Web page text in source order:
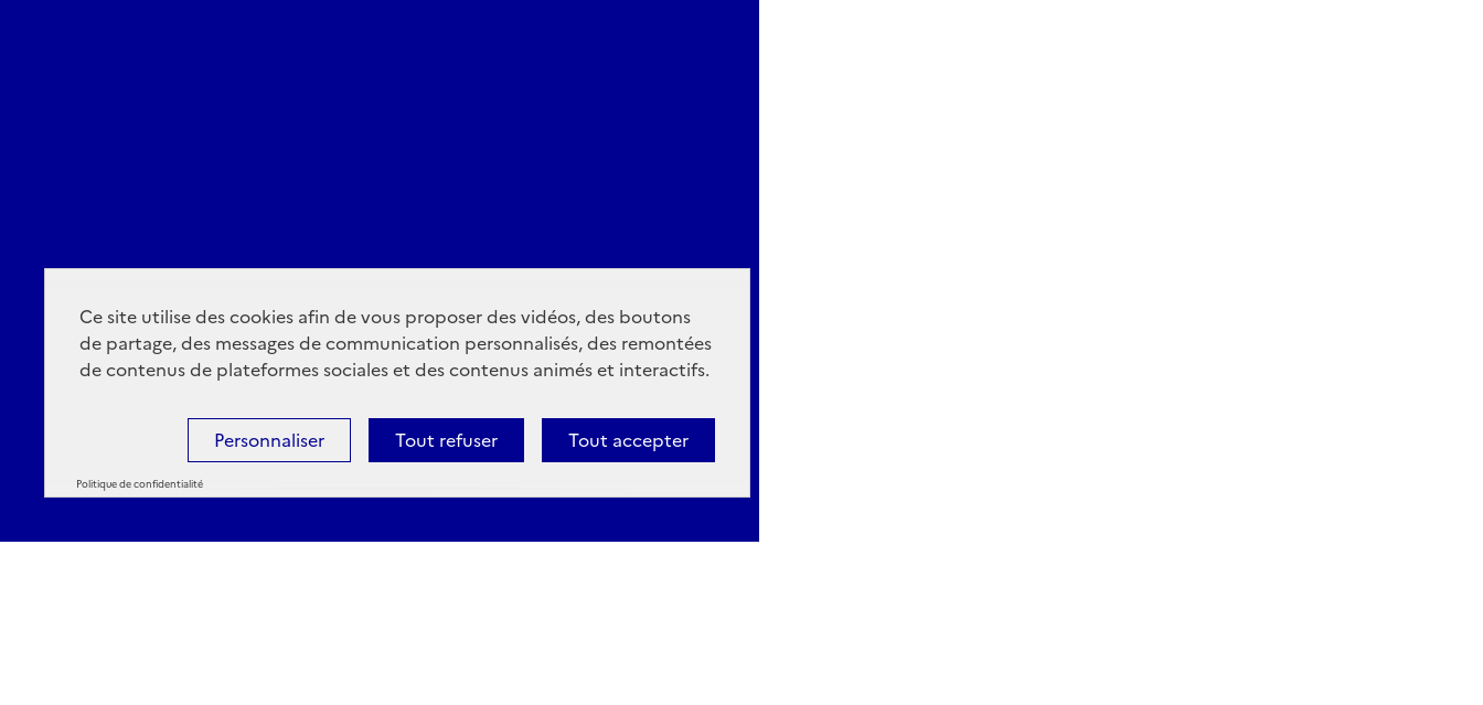
Ce site utilise des cookies afin de vous proposer des vidéos, des boutons
de partage, des messages de communication personnalisés, des remontées
de contenus de plateformes sociales et des contenus animés et interactifs.
Tout accepter
Tout refuser
Personnaliser
Politique de confidentialité